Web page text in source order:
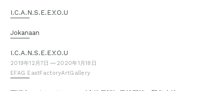
I.C.A.N.S.E.E.Y.O.U
Jokanaan
I.C.A.N.S.E.E.Y.O.U
2019年12月7日
2020年1月18日
EFAG EastFactoryArtGallery